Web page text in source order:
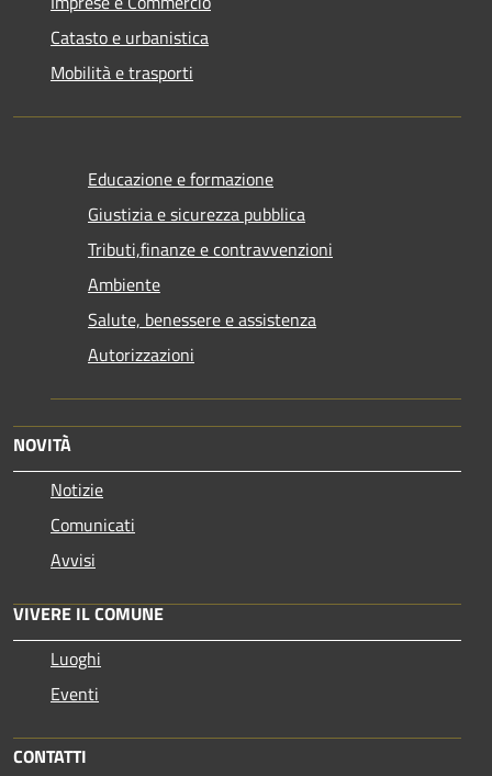
Catasto e urbanistica
Mobilità e trasporti
Educazione e formazione
Giustizia e sicurezza pubblica
Tributi,finanze e contravvenzioni
Ambiente
Salute, benessere e assistenza
Autorizzazioni
NOVITÀ
Notizie
Comunicati
Avvisi
VIVERE IL COMUNE
Luoghi
Eventi
CONTATTI